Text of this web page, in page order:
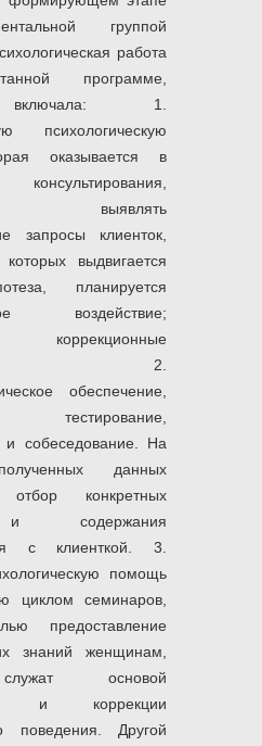
группой
работа
программе,
1.
психологическую
оказывается в
выявлять
запросы клиенток,
выдвигается
планируется
воздействие;
коррекционные
2.
обеспечение,
и собеседование. На
данных
отбор конкретных
содержания
с клиенткой. 3.
помощь
циклом семинаров,
предоставление
знаний женщинам,
основой
и коррекции
поведения. Другой